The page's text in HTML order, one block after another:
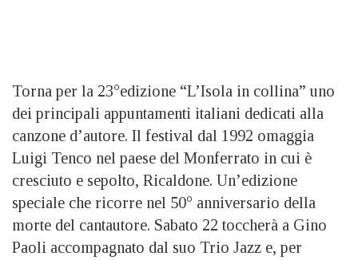
Torna per la 23°edizione “L’Isola in collina” uno
dei principali appuntamenti italiani dedicati alla
canzone d’autore. Il festival dal 1992 omaggia
Luigi Tenco nel paese del Monferrato in cui è
cresciuto e sepolto, Ricaldone. Un’edizione
speciale che ricorre nel 50° anniversario della
morte del cantautore. Sabato 22 toccherà a Gino
Paoli accompagnato dal suo Trio Jazz e, per